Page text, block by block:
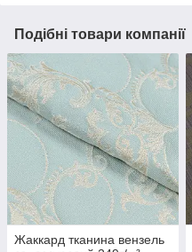
Подібні товари компанії
Жаккард тканина вензель